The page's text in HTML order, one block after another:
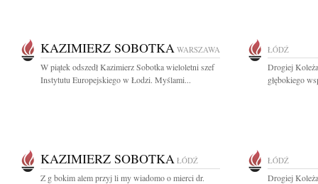
KAZIMIERZ SOBOTKA WARSZAWA
W piątek odszedł Kazimierz Sobotka wieloletni szef
Instytutu Europejskiego w Łodzi. Myślami...
ŁÓDŹ
Drogiej
głębokiego
KAZIMIERZ SOBOTKA ŁÓDŹ
Z g bokim alem przyj li my wiadomo o mierci dr.
ŁÓDŹ
Drogiej